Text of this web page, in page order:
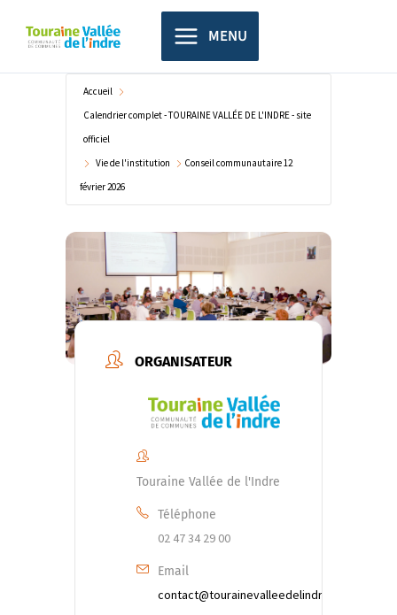
principal
MENU
Accueil
Calendrier complet - TOURAINE VALLÉE DE L'INDRE - site
officiel
Vie de l'institution
Conseil communautaire 12
février 2026
ORGANISATEUR
Touraine Vallée de l'Indre
Téléphone
02 47 34 29 00
Email
contact@tourainevalleedelindre.fr